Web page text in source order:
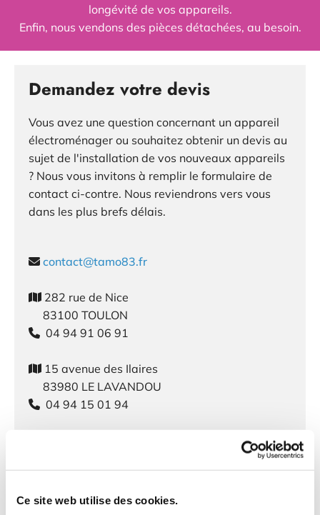
Ce site web utilise des cookies.
longévité de vos appareils.
Enfin, nous vendons des pièces détachées, au besoin.
Demandez votre devis
Vous avez une question concernant un appareil
électroménager ou souhaitez obtenir un devis au
sujet de l'installation de vos nouveaux appareils
? Nous vous invitons à remplir le formulaire de
contact ci-contre. Nous reviendrons vers vous
dans les plus brefs délais.
 contact@tamo83.fr
 282 rue de Nice
83100 TOULON
 04 94 91 06 91
 15 avenue des Ilaires
83980 LE LAVANDOU
 04 94 15 01 94